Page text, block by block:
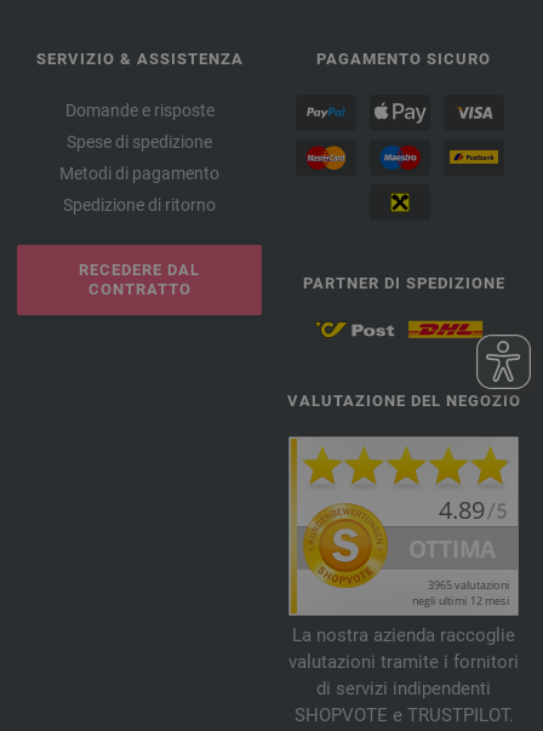
SERVIZIO & ASSISTENZA
Domande e risposte
Spese di spedizione
Metodi di pagamento
Spedizione di ritorno
RECEDERE DAL
CONTRATTO
PAGAMENTO SICURO
PARTNER DI SPEDIZIONE
VALUTAZIONE DEL NEGOZIO
La nostra azienda raccoglie
valutazioni tramite i fornitori
di servizi indipendenti
SHOPVOTE e TRUSTPILOT.